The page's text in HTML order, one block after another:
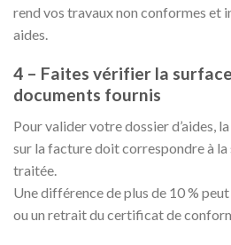
rend vos travaux non conformes et
aides.
4 – Faites vérifier la
documents fournis
Pour valider votre dossier d’aides,
sur la facture doit correspondre à
traitée.
Une différence de plus de 10 %
ou un retrait du certificat de